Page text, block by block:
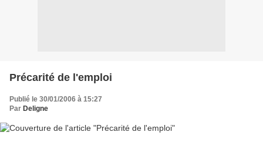
Précarité de l'emploi
Publié le 30/01/2006 à 15:27
Par Deligne